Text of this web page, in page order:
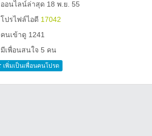
ออนไลน์ล่าสุด 18 พ.ย. 55
โปรไฟล์ไอดี 17042
คนเข้าดู 1241
มีเพื่อนสนใจ 5 คน
เพิ่มเป็นเพื่อนคนโปรด